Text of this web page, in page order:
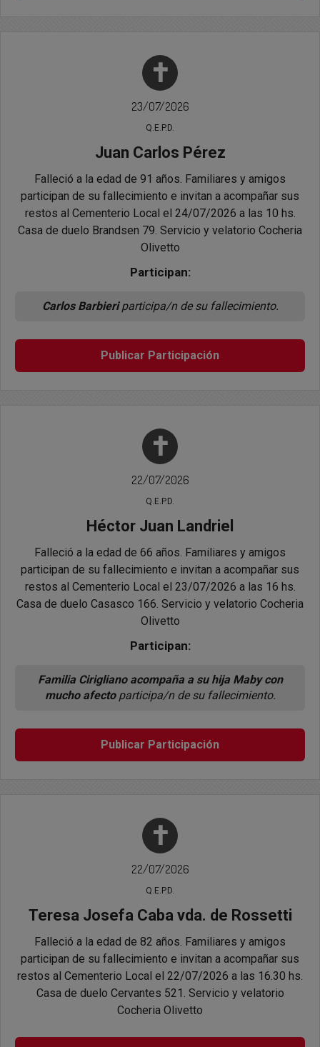
✝
23/07/2026
Q.E.P.D.
Juan Carlos Pérez
Falleció a la edad de 91 años. Familiares y amigos
participan de su fallecimiento e invitan a acompañar sus
restos al Cementerio Local el 24/07/2026 a las 10 hs.
Casa de duelo Brandsen 79. Servicio y velatorio Cocheria
Olivetto
Participan:
Carlos Barbieriparticipa/n de su fallecimiento.
Publicar Participación
✝
22/07/2026
Q.E.P.D.
Héctor Juan Landriel
Falleció a la edad de 66 años. Familiares y amigos
participan de su fallecimiento e invitan a acompañar sus
restos al Cementerio Local el 23/07/2026 a las 16 hs.
Casa de duelo Casasco 166. Servicio y velatorio Cocheria
Olivetto
Participan:
Familia Cirigliano acompaña a su hija Maby con
mucho afecto participa/n de su fallecimiento.
Publicar Participación
✝
22/07/2026
Q.E.P.D.
Teresa Josefa Caba vda. de Rossetti
Falleció a la edad de 82 años. Familiares y amigos
participan de su fallecimiento e invitan a acompañar sus
restos al Cementerio Local el 22/07/2026 a las 16.30 hs.
Casa de duelo Cervantes 521. Servicio y velatorio
Cocheria Olivetto